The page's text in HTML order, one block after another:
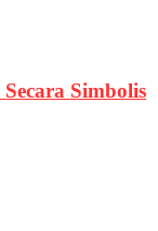
Simbolis